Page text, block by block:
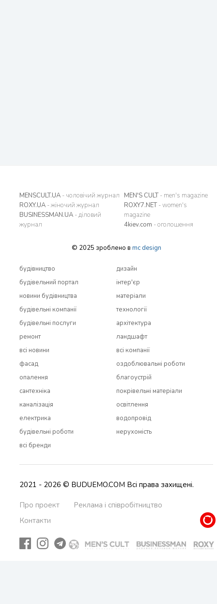
MENSCULT.UA - чоловічий журнал
ROXY.UA - жіночий журнал
BUSINESSMAN.UA - діловий
журнал
MEN'S CULT- men's magazine
ROXY7.NET- women's
magazine
4kiev.com - оголошення
© 2025 зроблено в mc design
будівництво
будівельний портал
новини будівництва
будівельні компанії
будівельні послуги
ремонт
всi новини
дизайн
інтер'єр
матеріали
технології
архітектура
ландшафт
всi компанії
фасад
опалення
сантехніка
каналізація
електрика
будівельні роботи
всi бренди
оздоблювальні роботи
благоустрій
покрівельні матеріали
освітлення
водопровід
нерухомість
2021 - 2026 © BUDUEMO.COM Всі права захищені.
Про проект
Реклама і співробітництво
Контакти